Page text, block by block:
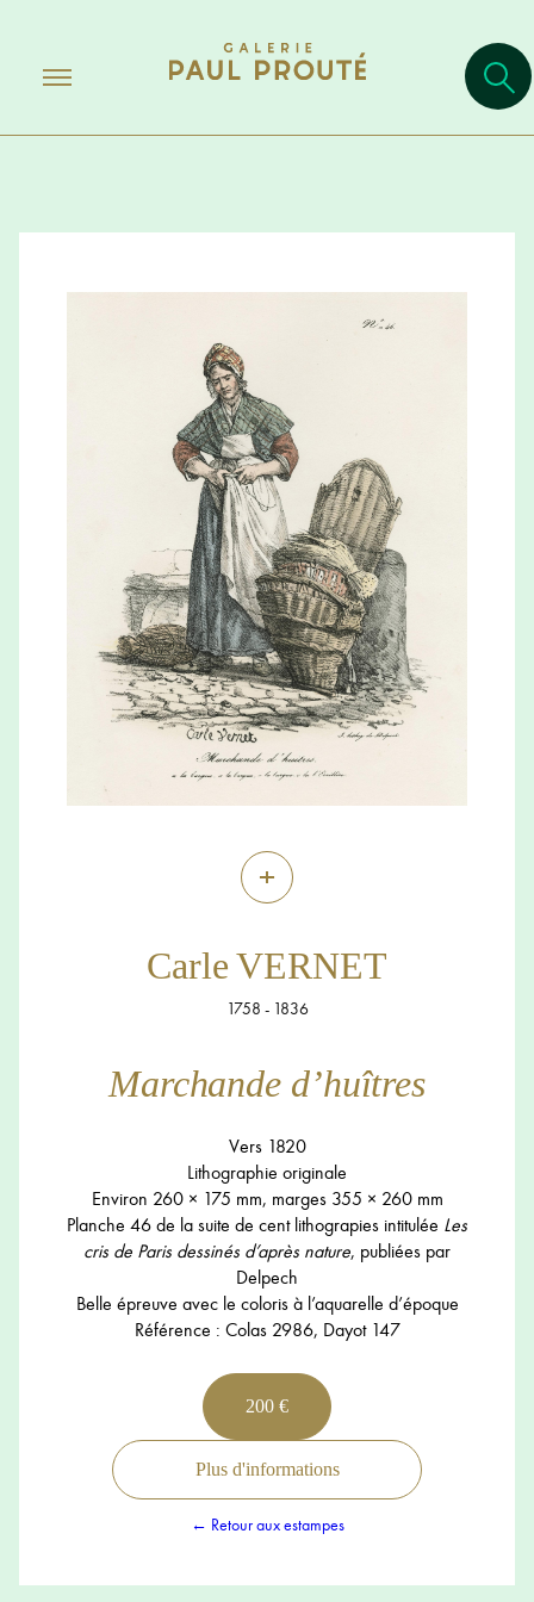
+
Carle VERNET
1758 - 1836
Marchande d’huîtres
Vers 1820
Lithographie originale
Environ 260 × 175 mm, marges 355 × 260 mm
Planche 46 de la suite de cent lithograpies intitulée Les
cris de Paris dessinés d’après nature, publiées par
Delpech
Belle épreuve avec le coloris à l’aquarelle d’époque
Référence : Colas 2986, Dayot 147
200 €
Plus d'informations
← Retour aux estampes